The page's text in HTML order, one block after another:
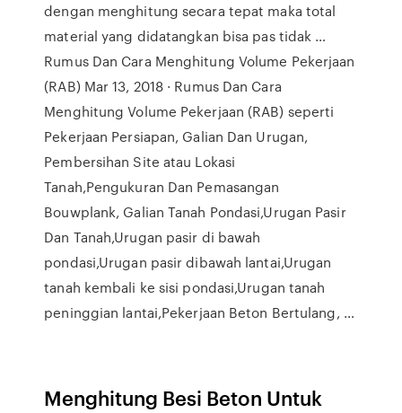
dengan menghitung secara tepat maka total
material yang didatangkan bisa pas tidak …
Rumus Dan Cara Menghitung Volume Pekerjaan
(RAB) Mar 13, 2018 · Rumus Dan Cara
Menghitung Volume Pekerjaan (RAB) seperti
Pekerjaan Persiapan, Galian Dan Urugan,
Pembersihan Site atau Lokasi
Tanah,Pengukuran Dan Pemasangan
Bouwplank, Galian Tanah Pondasi,Urugan Pasir
Dan Tanah,Urugan pasir di bawah
pondasi,Urugan pasir dibawah lantai,Urugan
tanah kembali ke sisi pondasi,Urugan tanah
peninggian lantai,Pekerjaan Beton Bertulang, …
Menghitung Besi Beton Untuk